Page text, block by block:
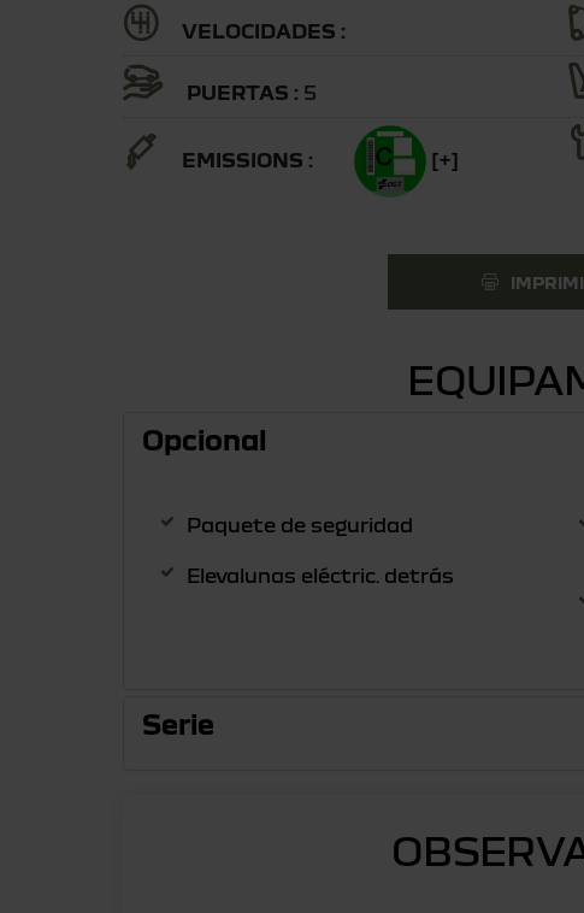
VELOCIDADES :
PUERTAS : 5
EMISSIONS : [+]
Opcional
Paquete de seguridad
Elevalunas eléctric. detrás
Serie